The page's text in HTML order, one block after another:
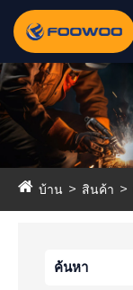
บ้าน สินค้า